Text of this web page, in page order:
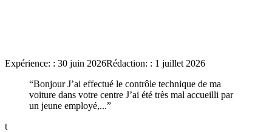
Expérience: : 30 juin 2026Rédaction: : 1 juillet 2026
“Bonjour J’ai effectué le contrôle technique de ma
voiture dans votre centre J’ai été très mal accueilli par
un jeune employé,...”
t